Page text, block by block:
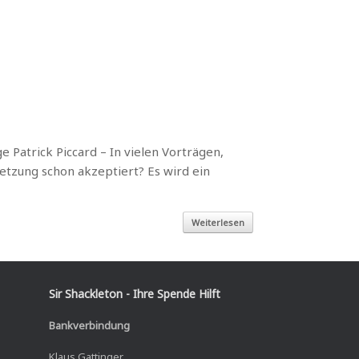
Patrick Piccard – In vielen Vorträgen,
schon akzeptiert? Es wird ein
Weiterlesen
Sir Shackleton - Ihre Spende Hilft
Bankverbindung